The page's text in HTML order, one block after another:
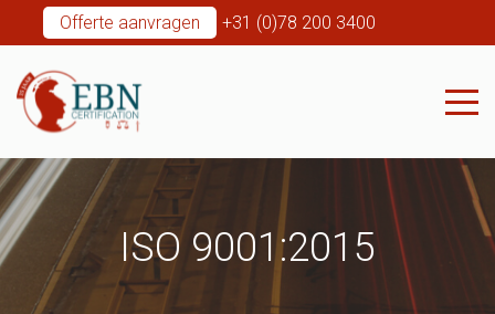
Offerte aanvragen +31 (0)78 200 3400
ISO 9001:2015